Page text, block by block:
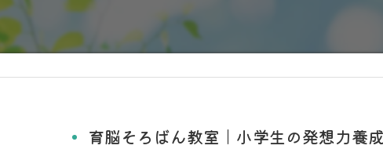
育脳そろばん教室｜小学生の発想力養成